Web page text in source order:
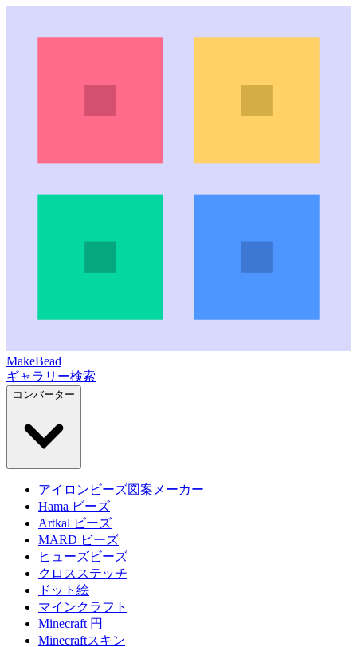
MakeBead
ギャラリー検索
コンバーター
アイロンビーズ図案メーカー
Hama ビーズ
Artkal ビーズ
MARD ビーズ
ヒューズビーズ
クロスステッチ
ドット絵
マインクラフト
Minecraft 円
Minecraftスキン